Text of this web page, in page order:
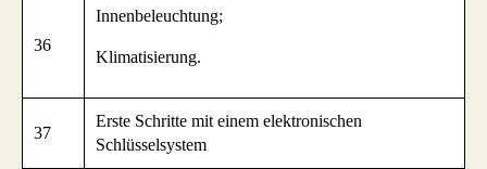
36
Innenbeleuchtung;
Klimatisierung.
37
Erste Schritte mit einem elektronischen
Schlüsselsystem